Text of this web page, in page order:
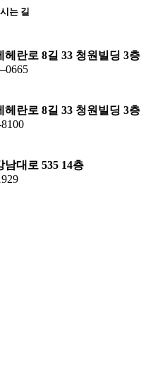
는 길
헤란로 8길 33 청원빌딩 3층
헤란로 8길 33 청원빌딩 3층
대로 535 14층